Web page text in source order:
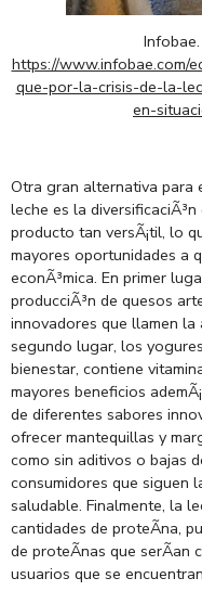
https://www.infobae.com/
que-por-la-crisis-de-la-
en-
Otra gran alternativa para
leche es la
producto tan versÃ¡til, lo
mayores oportunidades a
econÃ³mica. En primer
producciÃ³n de quesos
innovadores que llamen la
segundo lugar, los
bienestar, contiene
mayores beneficios
de diferentes sabores
ofrecer mantequillas y
como sin aditivos o bajas
consumidores que siguen
saludable. Finalmente, la
cantidades de proteÃ­na,
de proteÃ­nas que serÃ­an
usuarios que se